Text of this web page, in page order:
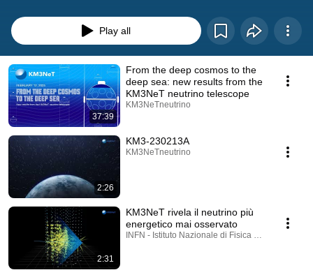
Play all
37:39
From the deep cosmos to the
deep sea: new results from the
KM3NeT neutrino telescope
KM3NeTneutrino
2:26
KM3-230213A
KM3NeTneutrino
2:31
KM3NeT rivela il neutrino più
energetico mai osservato
INFN - Istituto Nazionale di Fisica Nucleare